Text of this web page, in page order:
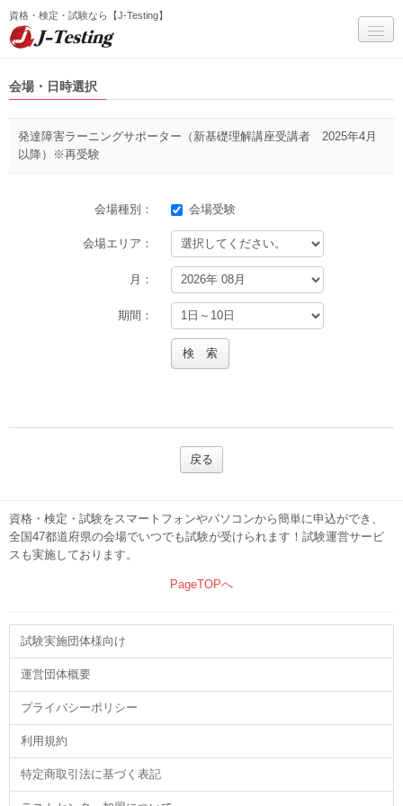
資格・検定・試験なら【J-Testing】
受験までの流れ
お問い合わせ
会場・日時選択
発達障害ラーニングサポーター（新基礎理解講座受講者 2025年4月
以降）※再受験
会場種別： 会場受験
会場エリア：
月：
期間：
検 索
戻る
資格・検定・試験をスマートフォンやパソコンから簡単に申込ができ、
全国47都道府県の会場でいつでも試験が受けられます！試験運営サービ
スも実施しております。
PageTOPへ
試験実施団体様向け
運営団体概要
プライバシーポリシー
利用規約
特定商取引法に基づく表記